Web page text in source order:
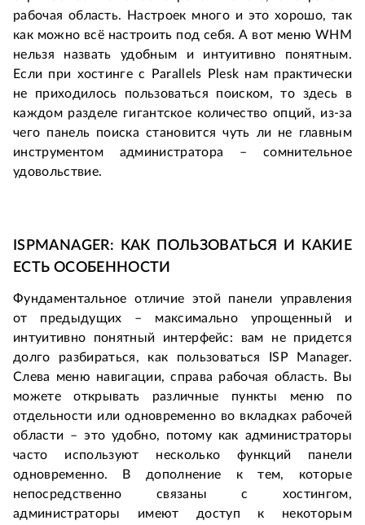
рабочая область. Настроек много и это хорошо, так
как можно всё настроить под себя. А вот меню WHM
нельзя назвать удобным и интуитивно понятным.
Если при хостинге с Parallels Plesk нам практически
не приходилось пользоваться поиском, то здесь в
каждом разделе гигантское количество опций, из-за
чего панель поиска становится чуть ли не главным
инструментом администратора – сомнительное
удовольствие.
ISPMANAGER: КАК ПОЛЬЗОВАТЬСЯ И КАКИЕ
ЕСТЬ ОСОБЕННОСТИ
Фундаментальное отличие этой панели управления
от предыдущих – максимально упрощенный и
интуитивно понятный интерфейс: вам не придется
долго разбираться, как пользоваться ISP Manager.
Слева меню навигации, справа рабочая область. Вы
можете открывать различные пункты меню по
отдельности или одновременно во вкладках рабочей
области – это удобно, потому как администраторы
часто используют несколько функций панели
одновременно. В дополнение к тем, которые
непосредственно связаны с хостингом,
администраторы имеют доступ к некоторым